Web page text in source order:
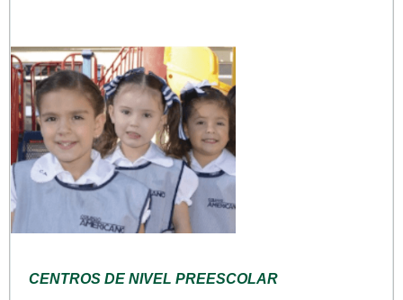
CENTROS DE NIVEL PREESCOLAR